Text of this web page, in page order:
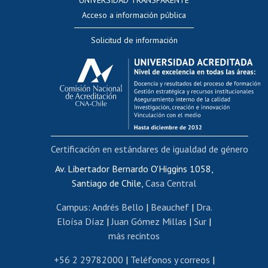
Evaluación docente
Calificación académica
Postulación al AUCAI
Funcionarias/os
Cursos internos de capacitación
Bienestar del personal
Portal de movilidad interna
Certificado de renta
Certificado de renta honorarios
Editar páginas blancas
Extranjeras/os
Revalidación y reconocimiento de títulos
Acceso a información pública
Solicitud de información
Av. Libertador Bernardo O'Higgins 1058,
Santiago de Chile, Casa Central
Campus: Andrés Bello | Beauchef| Dra.
Eloísa Díaz | Juan Gómez Millas | Sur |
más recintos
+56 2 29782000 | Teléfonos y correos |
Certificación en estándares de igualdad de género